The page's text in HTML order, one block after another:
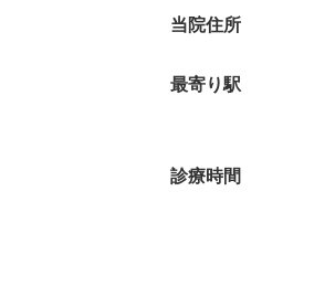
当院住所
最寄り駅
診療時間